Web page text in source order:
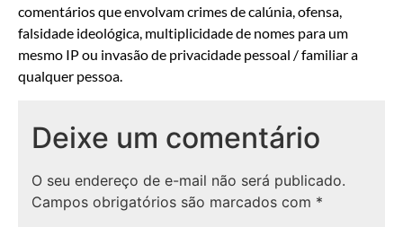
comentários que envolvam crimes de calúnia, ofensa,
falsidade ideológica, multiplicidade de nomes para um
mesmo IP ou invasão de privacidade pessoal / familiar a
qualquer pessoa.
Deixe um comentário
O seu endereço de e-mail não será publicado.
Campos obrigatórios são marcados com *